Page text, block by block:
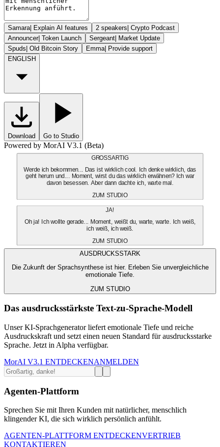
Samara| Explain AI features 2 speakers| Crypto Podcast
Announcer| Token Launch Sergeant| Market Update
Spuds| Old Bitcoin Story Emma| Provide support
ENGLISH
Download Go to Studio
Powered by MorAI V3.1 (Beta)
GROSSARTIG
Werde ich bekommen... Das ist wirklich cool. Ich denke wirklich, das
geht herum und... Moment, wirst du das wirklich erwähnen? Ich war
davon besessen. Aber dann dachte ich, warte mal.
ZUM STUDIO
JA!
Oh ja! Ich wollte gerade... Moment, weißt du, warte, warte. Ich weiß,
ich weiß, ich weiß.
ZUM STUDIO
AUSDRUCKSSTARK
Die Zukunft der Sprachsynthese ist hier. Erleben Sie unvergleichliche
emotionale Tiefe.
ZUM STUDIO
Das ausdrucksstärkste Text-zu-Sprache-Modell
Unser KI-Sprachgenerator liefert emotionale Tiefe und reiche
Ausdruckskraft und setzt einen neuen Standard für ausdrucksstarke
Sprache. Jetzt in Alpha verfügbar.
MorAI V3.1 ENTDECKENANMELDEN
Agenten-Plattform
Sprechen Sie mit Ihren Kunden mit natürlicher, menschlich
klingender KI, die sich wirklich persönlich anfühlt.
AGENTEN-PLATTFORM ENTDECKENVERTRIEB
KONTAKTIEREN